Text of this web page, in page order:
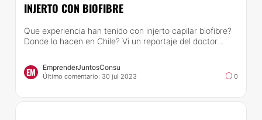
INJERTO CON BIOFIBRE
Que experiencia han tenido con injerto capilar biofibre?
Donde lo hacen en Chile? Vi un reportaje del doctor...
EM EmprenderJuntosConsu
Último comentario: 30 jul 2023 0